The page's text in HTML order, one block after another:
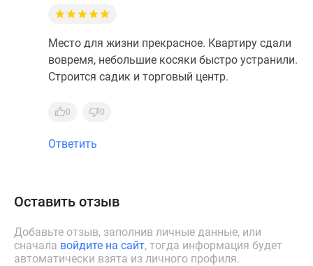
Место для жизни прекрасное. Квартиру сдали
вовремя, небольшие косяки быстро устранили.
Строится садик и торговый центр.
0 0
Ответить
Оставить отзыв
Добавьте отзыв, заполнив личные данные, или
сначала войдите на сайт, тогда информация будет
автоматически взята из личного профиля.